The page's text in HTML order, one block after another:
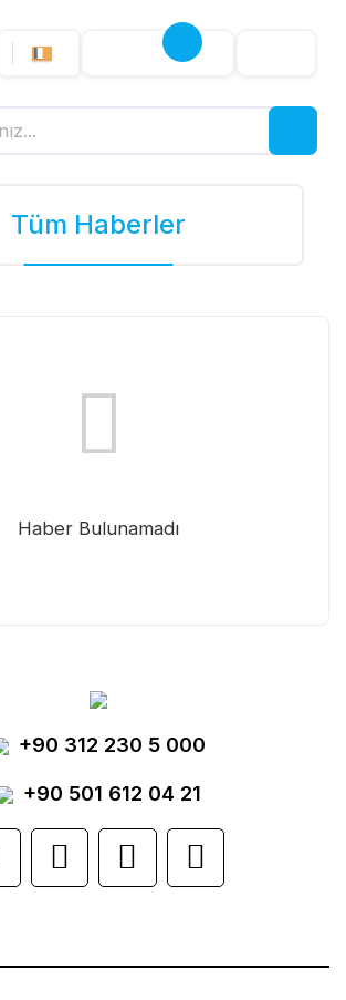
Tüm Haberler
Haber Bulunamadı
+90 312 230 5 000
+90 501 612 04 21